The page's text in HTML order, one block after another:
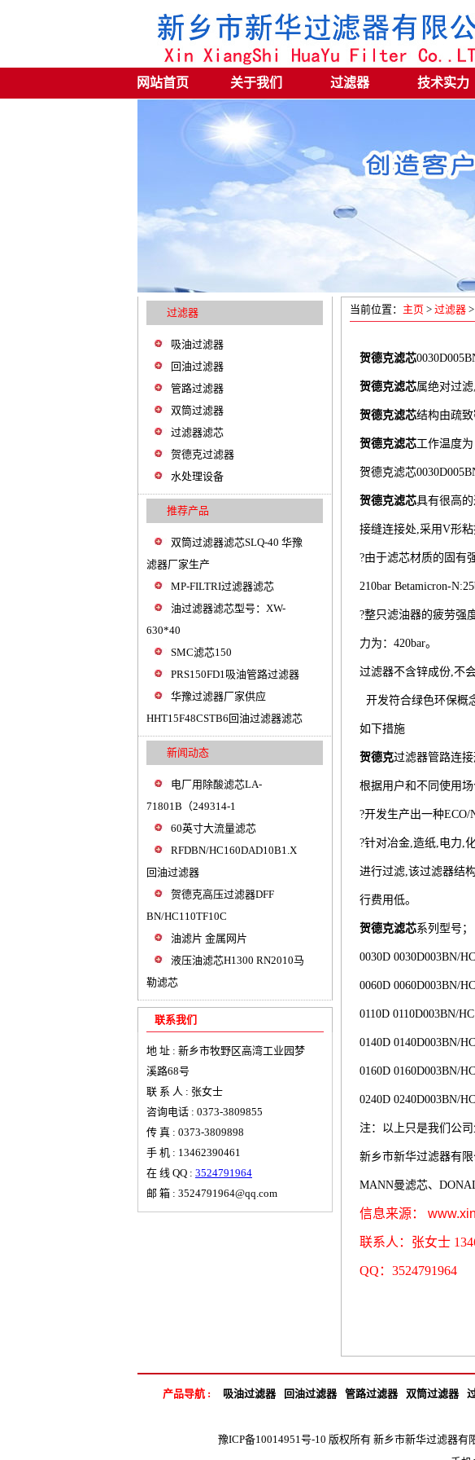
网站首页 关于我们 过滤器 技术实力
过滤器
吸油过滤器
回油过滤器
管路过滤器
双筒过滤器
过滤器滤芯
贺德克过滤器
水处理设备
推荐产品
双筒过滤器滤芯SLQ-40 华豫
滤器厂家生产
MP-FILTRI过滤器滤芯
油过滤器滤芯型号：XW-
630*40
SMC滤芯150
PRS150FD1吸油管路过滤器
华豫过滤器厂家供应
HHT15F48CSTB6回油过滤器滤芯
新闻动态
电厂用除酸滤芯LA-
71801B（249314-1
60英寸大流量滤芯
RFDBN/HC160DAD10B1.X
回油过滤器
贺德克高压过滤器DFF
BN/HC110TF10C
油滤片 金属网片
液压油滤芯H1300 RN2010马
勒滤芯
联系我们
地 址 : 新乡市牧野区高湾工业园梦
溪路68号
联 系 人 : 张女士
咨询电话 : 0373-3809855
传 真 : 0373-3809898
手 机 : 13462390461
在 线 QQ : 3524791964
邮 箱 : 3524791964@qq.com
当前位置： 主页 > 过滤器 >
贺德克滤芯
贺德克滤芯属绝对过
贺德克滤芯结构由疏
贺德克滤芯工作温度
贺德克滤芯
贺德克滤芯具有很高
接缝连接处,采用V形
?由于滤芯材质的固有
210bar Betamicron-
?整只滤油器的疲劳强
力为：420bar。
过滤器不含锌成份,不
开发符合绿色环保概
如下措施
贺德克过滤器管路连
根据用户和不同使用
?开发生产出一种
?针对冶金,造纸,电力,
进行过滤,该过滤器结
行费用低。
贺德克滤芯系列型号；
0030D 0030D003BN/
0060D 0060D003BN/
0110D 0110D003BN/
0140D 0140D003BN/
0160D 0160D003BN/
0240D 0240D003BN/
注：以上只是我们公
新乡市新华过滤器有
MANN曼滤芯、
信息来源：
联系人：张女士
QQ：3524791964
产品导航 : 吸油过滤器 回油过滤器 管路过滤器 双筒过滤器
豫ICP备10014951号-10 版权所有 新乡市新华过滤器有